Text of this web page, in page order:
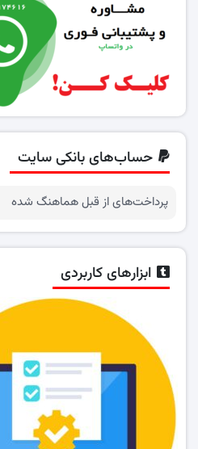
حساب‌های بانکی سایت
پرداخت‌های از قبل هماهنگ شده
ابزارهای کاربردی